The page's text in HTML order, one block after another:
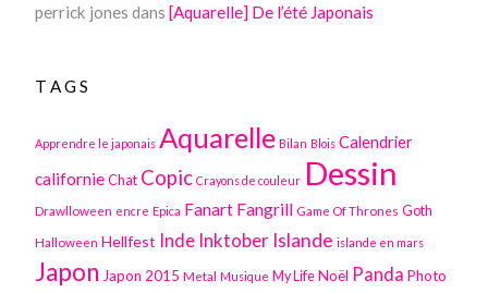
perrick jones dans[Aquarelle] De l’été Japonais
TAGS
Apprendre le japonais Aquarelle Bilan Blois Calendrier
californie Chat Copic Crayons de couleur Dessin
Drawlloween encre Epica Fanart Fangrill Game Of Thrones Goth
Halloween Hellfest Inde Inktober Islande islande en mars
Japon Japon 2015 Metal Musique My Life Noël Panda Photo